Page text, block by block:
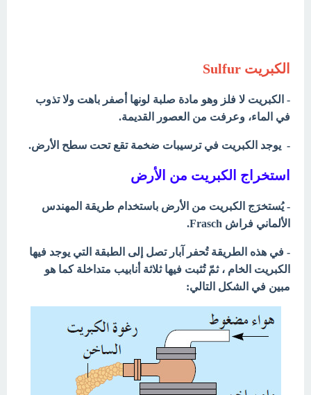
الكبريت Sulfur
- الكبريت لا فلز وهو مادة صلبة لونها أصفر باهت ولا تذوب
في الماء، وعرفت من العصور القديمة.
- يوجد الكبريت في ترسيبات ضخمة تقع تحت سطح الأرض.
استخراج الكبريت من الأرض
- يُستخرَج الكبريت من الأرض باستخدام طريقة المهندس
الألماني فراش Frasch.
- في هذه الطريقة تُحفر آبار تصل إلى الطبقة التي يوجد فيها
الكبريت الخام ، ثمّ تُثبت فيها ثلاثة أنابيب متداخلة كما هو
مبين في الشكل التالي: